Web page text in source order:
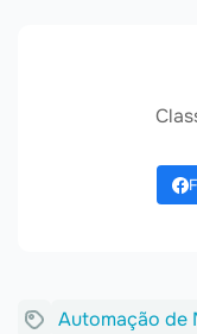
Automação de